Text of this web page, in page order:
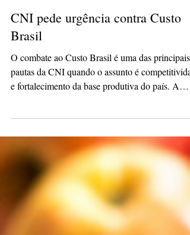
29 de jul.
CNI pede urgência contra Custo
Brasil
O combate ao Custo Brasil é uma das principais
que corresponde a 20% do PIB anualmente. Para
o presidente do Conselho Temático de Política
Industrial e Desenvolvimento Tecnológico da
(Copin), Léo de Castro, a agenda de mitigação ao
Custo Brasil “precisa avançar com urgência” para
possibilitar o desenvolvimento industrial e o c